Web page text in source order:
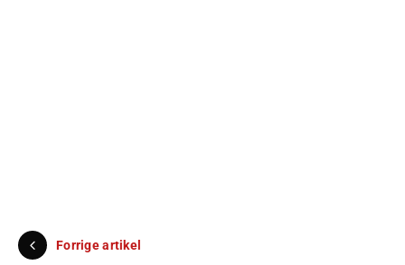
Forrige artikel